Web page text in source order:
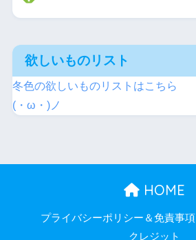
欲しいものリスト
冬色の欲しいものリストはこちら
(・ω・)ノ
HOME
プライバシーポリシー＆免責事項
クレジット